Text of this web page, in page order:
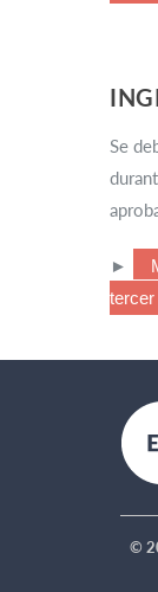
Se
►
tercer
©